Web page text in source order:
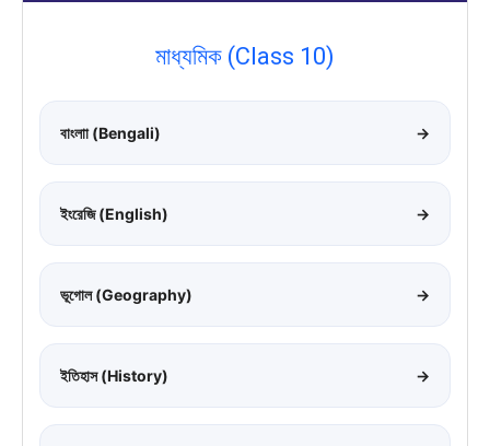
মাধ্যমিক (Class 10)
বাংলাা (Bengali) →
ইংরেজি (English) →
ভূগোল (Geography) →
ইতিহাস (History) →